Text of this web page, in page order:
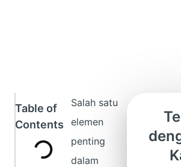
Table of
Contents
Salah satu
elemen
penting
dalam